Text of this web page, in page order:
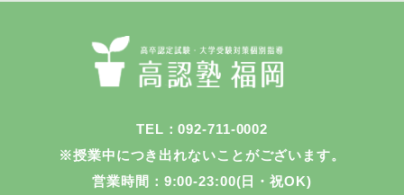
TEL：092-711-0002
※授業中につき出れないことがございます。
営業時間：9:00-23:00(日・祝OK)